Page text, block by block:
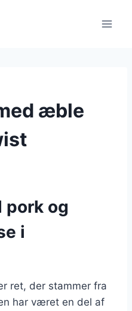
æble
pork og
i
ret, der stammer fra
har været en del af